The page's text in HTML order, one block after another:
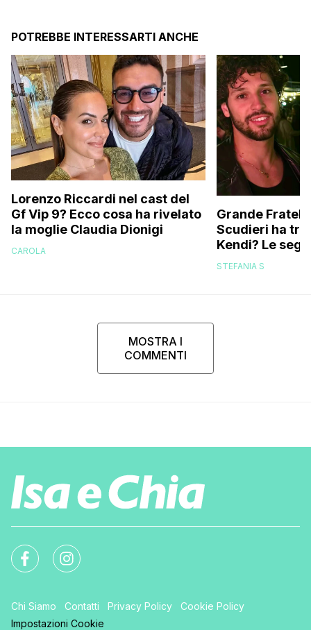
POTREBBE INTERESSARTI ANCHE
Lorenzo Riccardi nel cast del
Gf Vip 9? Ecco cosa ha rivelato
la moglie Claudia Dionigi
CAROLA
Grande
Scudieri ha
Kendi? Le
replica dell’ex
STEFANIA S
MOSTRA I
COMMENTI
Chi Siamo Contatti Privacy Policy
Cookie Policy
Impostazioni Cookie